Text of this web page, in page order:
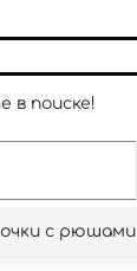
в поиске!
с рюшами